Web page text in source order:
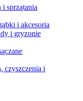
sprzątania
i akcesoria
i gryzonie
czyszczenia i